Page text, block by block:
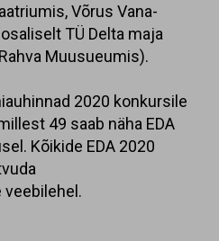
Võrus Vana-
TÜ Delta maja
Muusueumis).
2020 konkursile
49 saab näha EDA
Kõikide EDA 2020
veebilehel.